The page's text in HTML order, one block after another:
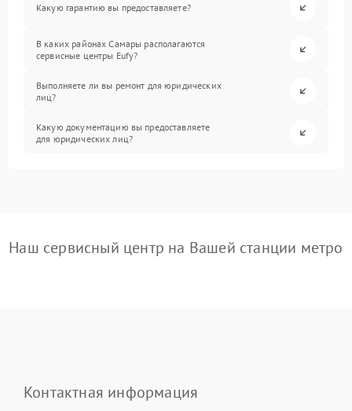
Какую гарантию вы предоставляете?
В каких районах Самары располагаются
сервисные центры Eufy?
Выполняете ли вы ремонт для юридических
лиц?
Какую документацию вы предоставляете
для юридических лиц?
Наш сервисный центр на Вашей станции метро
Контактная информация